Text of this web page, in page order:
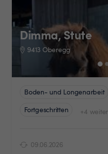
Dimma, Stute
9413 Oberegg
Boden- und Longenarbeit
Fortgeschritten
+4
09.06.2026